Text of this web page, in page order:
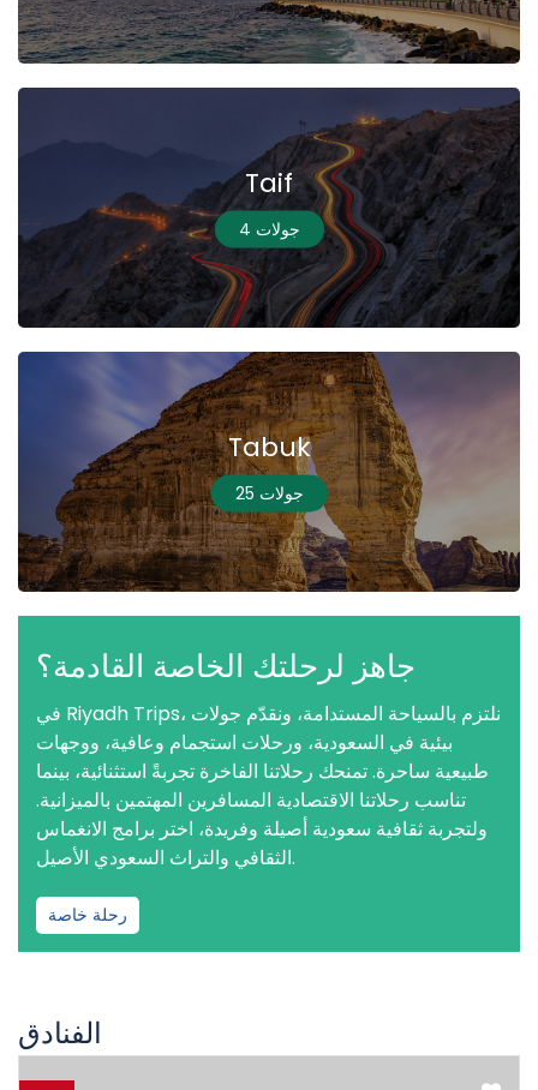
Taif
4 جولات
Tabuk
25 جولات
جاهز لرحلتك الخاصة القادمة؟
في Riyadh Trips، نلتزم بالسياحة المستدامة، ونقدّم جولات
بيئية في السعودية، ورحلات استجمام وعافية، ووجهات
طبيعية ساحرة. تمنحك رحلاتنا الفاخرة تجربةً استثنائية، بينما
تناسب رحلاتنا الاقتصادية المسافرين المهتمين بالميزانية.
ولتجربة ثقافية سعودية أصيلة وفريدة، اختر برامج الانغماس
الثقافي والتراث السعودي الأصيل.
رحلة خاصة
الفنادق